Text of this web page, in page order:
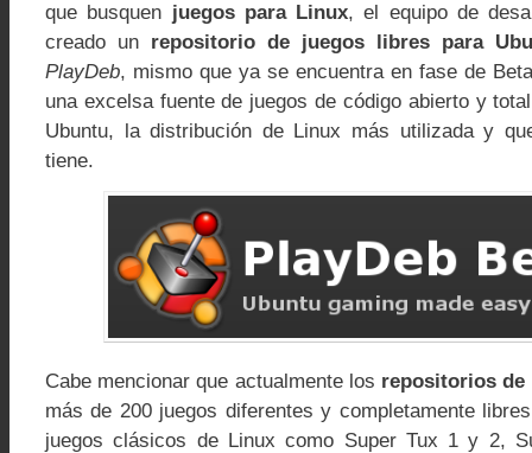
que busquen juegos para Linux, el equipo de
creado un repositorio de juegos libres para
PlayDeb, mismo que ya se encuentra en fase de
una excelsa fuente de juegos de código abierto y
Ubuntu, la distribución de Linux más utilizada y
tiene.
Cabe mencionar que actualmente los repositorios de
más de 200 juegos diferentes y completamente
juegos clásicos de Linux como Super Tux 1 y 2,